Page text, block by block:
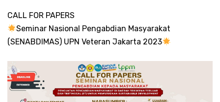
CALL FOR PAPERS
Seminar Nasional Pengabdian Masyarakat
(SENABDIMAS) UPN Veteran Jakarta 2023